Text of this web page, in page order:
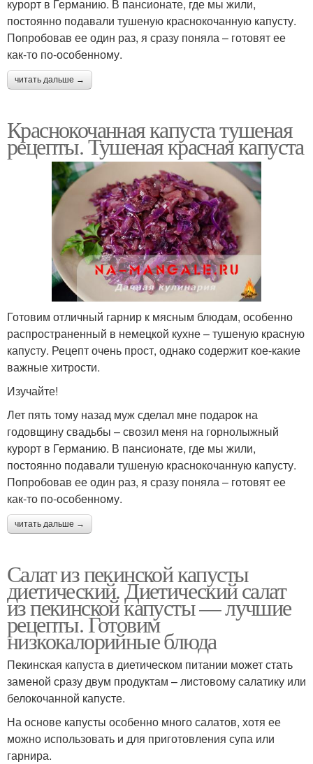
курорт в Германию. В пансионате, где мы жили,
постоянно подавали тушеную краснокочанную капусту.
Попробовав ее один раз, я сразу поняла – готовят ее
как-то по-особенному.
читать дальше →
Краснокочанная капуста тушеная
рецепты. Тушеная красная капуста
Готовим отличный гарнир к мясным блюдам, особенно
распространенный в немецкой кухне – тушеную красную
капусту. Рецепт очень прост, однако содержит кое-какие
важные хитрости.
Изучайте!
Лет пять тому назад муж сделал мне подарок на
годовщину свадьбы – свозил меня на горнолыжный
курорт в Германию. В пансионате, где мы жили,
постоянно подавали тушеную краснокочанную капусту.
Попробовав ее один раз, я сразу поняла – готовят ее
как-то по-особенному.
читать дальше →
Салат из пекинской капусты
диетический. Диетический салат
из пекинской капусты — лучшие
рецепты. Готовим
низкокалорийные блюда
Пекинская капуста в диетическом питании может стать
заменой сразу двум продуктам – листовому салатику или
белокочанной капусте.
На основе капусты особенно много салатов, хотя ее
можно использовать и для приготовления супа или
гарнира.